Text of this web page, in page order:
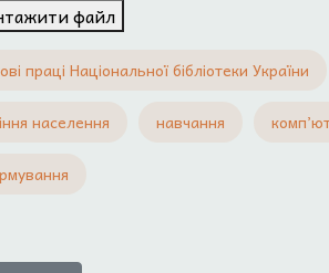
файл
праці Національної бібліотеки України
населення навчання